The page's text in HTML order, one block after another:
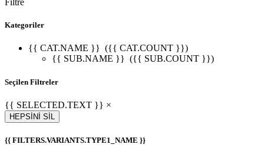
Filtre
Kategoriler
{{ CAT.NAME }} ({{ CAT.COUNT }})
{{ SUB.NAME }} ({{ SUB.COUNT }})
Seçilen Filtreler
{{ SELECTED.TEXT }} ×
HEPSİNİ SİL
{{ FILTERS.VARIANTS.TYPE1_NAME }}